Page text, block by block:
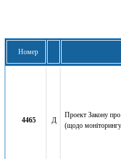
Номер
4465 Д
Проект Закону про
(щодо